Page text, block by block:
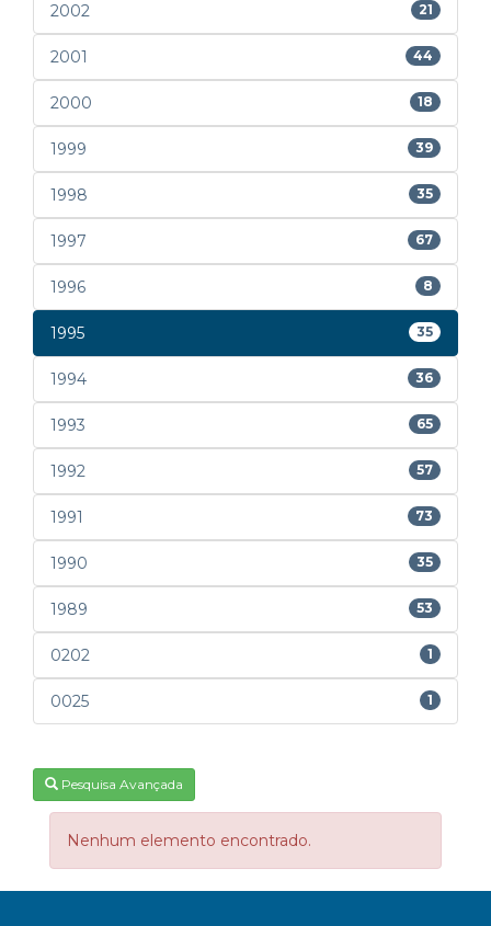
2002 21
2001 44
2000 18
1999 39
1998 35
1997 67
1996 8
1995 35
1994 36
1993 65
1992 57
1991 73
1990 35
1989 53
0202 1
0025 1
Pesquisa Avançada
Nenhum elemento encontrado.